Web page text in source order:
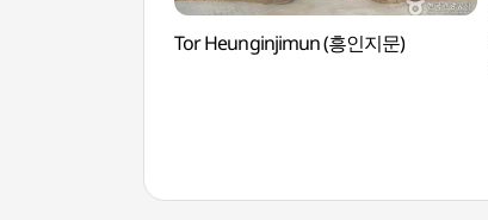
Tor Heunginjimun (흥인지문)